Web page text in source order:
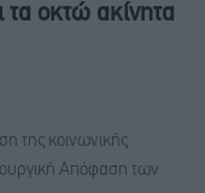
τα οκτώ ακίνητα
της κοινωνικής
Απόφαση των